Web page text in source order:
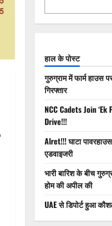
हाल के पोस्ट
गुरुग्राम में फार्म हाउस
गिरफ्तार
NCC Cadets Join
Drive!!!
Alret!!! घाटा
एडवाइजरी
भारी बारिश के बीच
होम की अपील की
UAE से डिपोर्ट हुआ